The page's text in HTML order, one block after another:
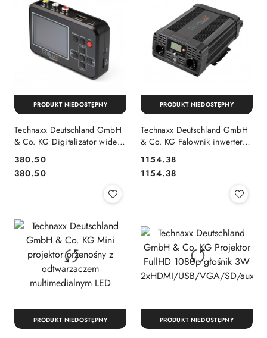
Technaxx Deutschland GmbH
& Co. KG Digitalizator wideo
TX-182
Cena:
380.50
Cena:
380.50
PRODUKT NIEDOSTĘPNY
Technaxx Deutschland GmbH
& Co. KG Falownik inwerter
230V TE23
Cena:
1154.38
Cena:
1154.38
PRODUKT NIEDOSTĘPNY
PRODUKT NIEDOSTĘPNY PRODUKT NIEDOSTĘPNY